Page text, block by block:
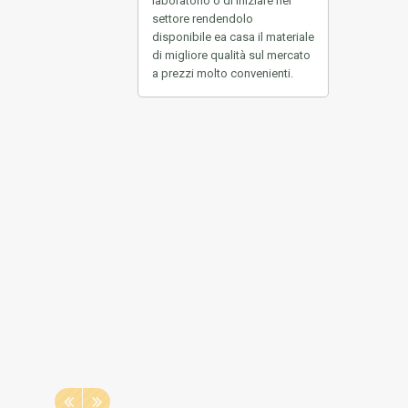
settore rendendolo
disponibile ea casa il materiale
di migliore qualità sul mercato
a prezzi molto convenienti.